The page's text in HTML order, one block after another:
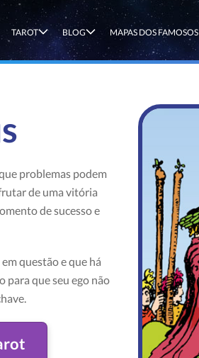
TAROT BLOG MAPAS DOS FAMOSOS
problemas podem
de uma vitória
de sucesso e
questão e que há
para que seu ego não